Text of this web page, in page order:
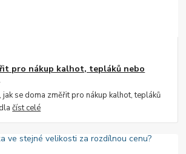
pro nákup kalhot, tepláků nebo
jak se doma změřit pro nákup kalhot, tepláků
číst celé